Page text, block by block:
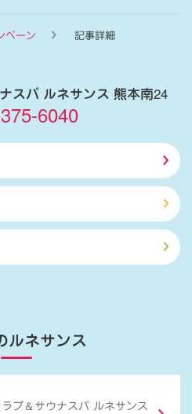
ペーン 記事詳細
スパ ルネサンス 熊本南24
6040
ルネサンス
ラブ ＆ サウナスパ ルネサンス